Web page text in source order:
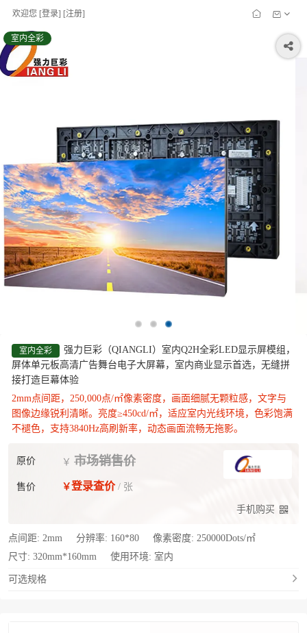
欢迎您 [登录] [注册]
室内全彩
室内全彩
强力巨彩（QIANGLI）室内Q2H全彩LED显示屏模组，
屏体单元板高清广告舞台电子大屏幕，室内商业显示首选，无缝拼
接打造巨幕体验
2mm点间距，250,000点/㎡像素密度，画面细腻无颗粒感，文字与
图像边缘锐利清晰。‌亮度≥450cd/㎡，适应室内光线环境，色彩饱满
不褪色，支持3840Hz高刷新率，动态画面流畅无拖影。
原价 ￥ 市场销售价
售价 ￥登录查价/ 张
手机购买
点间距: 2mm 分辨率: 160*80 像素密度: 250000Dots/㎡
尺寸: 320mm*160mm 使用环境: 室内
可选规格